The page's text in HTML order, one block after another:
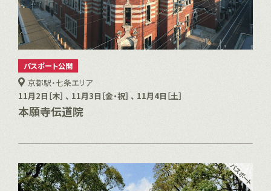
パスポート公開
京都駅・七条エリア
11月2日［木］ 、 11月3日［金・祝］ 、 11月4日［土］
本願寺伝道院